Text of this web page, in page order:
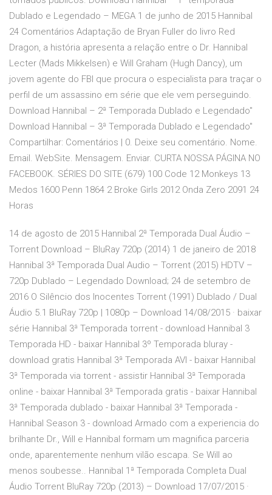
Dublado e Legendado – MEGA 1 de junho de 2015 Hannibal
24 Comentários Adaptação de Bryan Fuller do livro Red
Dragon, a história apresenta a relação entre o Dr. Hannibal
Lecter (Mads Mikkelsen) e Will Graham (Hugh Dancy), um
jovem agente do FBI que procura o especialista para traçar o
perfil de um assassino em série que ele vem perseguindo.
Download Hannibal – 2ª Temporada Dublado e Legendado"
Download Hannibal – 3ª Temporada Dublado e Legendado"
Compartilhar: Comentários | 0. Deixe seu comentário. Nome.
Email. WebSite. Mensagem. Enviar. CURTA NOSSA PÁGINA NO
FACEBOOK. SÉRIES DO SITE (679) 100 Code 12 Monkeys 13
Medos 1600 Penn 1864 2 Broke Girls 2012 Onda Zero 2091 24
Horas
14 de agosto de 2015 Hannibal 2ª Temporada Dual Áudio –
Torrent Download – BluRay 720p (2014) 1 de janeiro de 2018
Hannibal 3ª Temporada Dual Audio – Torrent (2015) HDTV –
720p Dublado – Legendado Download; 24 de setembro de
2016 O Silêncio dos Inocentes Torrent (1991) Dublado / Dual
Áudio 5.1 BluRay 720p | 1080p – Download 14/08/2015 · baixar
série Hannibal 3ª Temporada torrent - download Hannibal 3
Temporada HD - baixar Hannibal 3º Temporada bluray -
download gratis Hannibal 3ª Temporada AVI - baixar Hannibal
3ª Temporada via torrent - assistir Hannibal 3ª Temporada
online - baixar Hannibal 3ª Temporada gratis - baixar Hannibal
3ª Temporada dublado - baixar Hannibal 3ª Temporada -
Hannibal Season 3 - download Armado com a experiencia do
brilhante Dr., Will e Hannibal formam um magnifica parceria
onde, aparentemente nenhum vilão escapa. Se Will ao
menos soubesse.. Hannibal 1ª Temporada Completa Dual
Áudio Torrent BluRay 720p (2013) – Download 17/07/2015 ·